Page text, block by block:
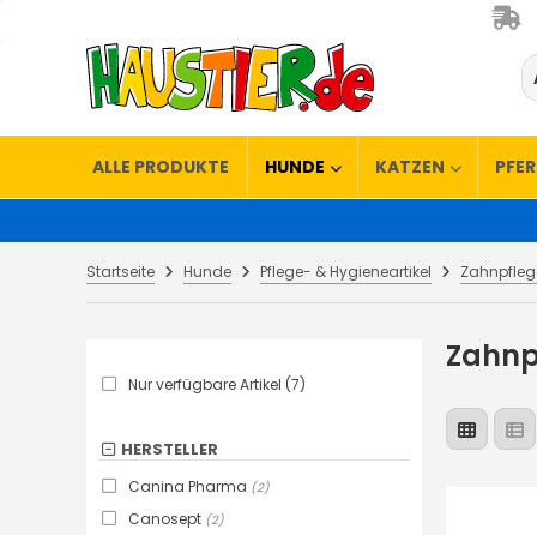
ALLE PRODUKTE HUNDE KATZEN
Startseite Hunde Pflege- & Hygieneartikel
Nur verfügbare Artikel (7)
HERSTELLER
Canina Pharma (2)
Canosept (2)